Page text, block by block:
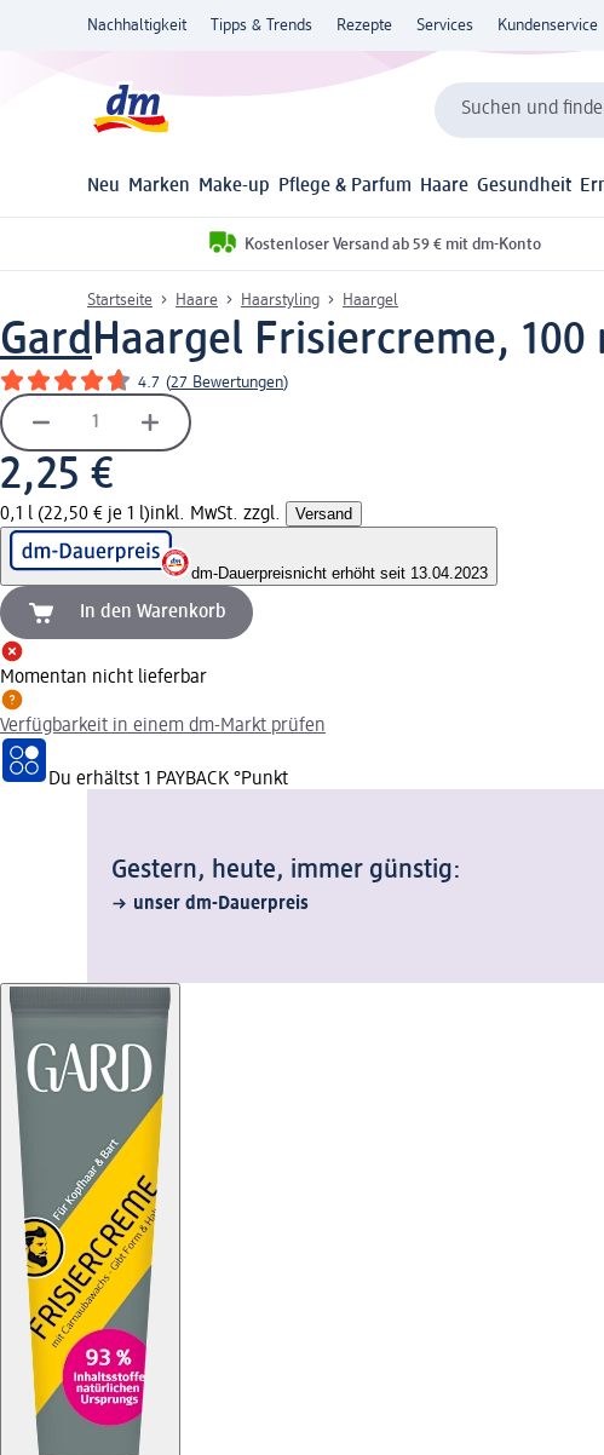
Nachhaltigkeit Tipps & Trends Rezepte Services Kundenservice
Suchen und
Neu Marken Make-up Pflege & Parfum Haare Gesundheit
Kostenloser Versand ab 59 € mit dm-Konto
Startseite Haare Haarstyling Haargel
GardHaargel Frisiercreme, 100
4.7 (27 Bewertungen)
2,25 €
0,1 l (22,50 € je 1 l)inkl. MwSt. zzgl. Versand
dm-Dauerpreisnicht erhöht seit 13.04.2023
In den Warenkorb
Momentan nicht lieferbar
Verfügbarkeit in einem dm-Markt prüfen
Du erhältst 1 PAYBACK °Punkt
Gestern, heute, immer günstig:
unser dm-Dauerpreis